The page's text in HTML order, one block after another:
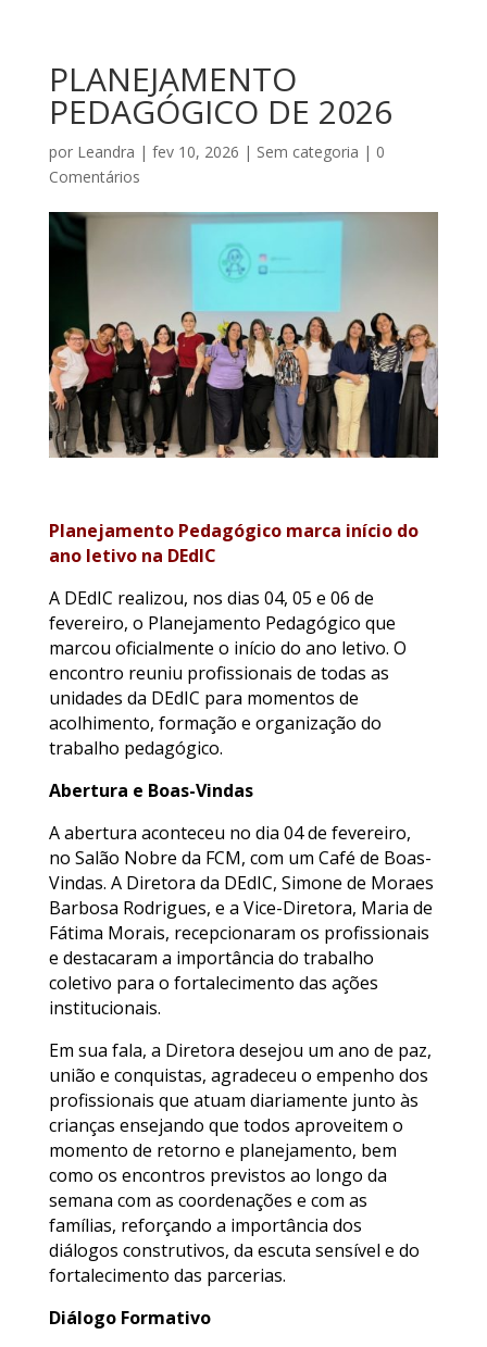
PLANEJAMENTO
PEDAGÓGICO DE 2026
por Leandra | fev 10, 2026 | Sem categoria | 0
Comentários
Planejamento Pedagógico marca início do
ano letivo na DEdIC
A DEdIC realizou, nos dias 04, 05 e 06 de
fevereiro, o Planejamento Pedagógico que
marcou oficialmente o início do ano letivo. O
encontro reuniu profissionais de todas as
unidades da DEdIC para momentos de
acolhimento, formação e organização do
trabalho pedagógico.
Abertura e Boas-Vindas
A abertura aconteceu no dia 04 de fevereiro,
no Salão Nobre da FCM, com um Café de Boas-
Vindas. A Diretora da DEdIC, Simone de Moraes
Barbosa Rodrigues, e a Vice-Diretora, Maria de
Fátima Morais, recepcionaram os profissionais
e destacaram a importância do trabalho
coletivo para o fortalecimento das ações
institucionais.
Em sua fala, a Diretora desejou um ano de paz,
união e conquistas, agradeceu o empenho dos
profissionais que atuam diariamente junto às
crianças ensejando que todos aproveitem o
momento de retorno e planejamento, bem
como os encontros previstos ao longo da
semana com as coordenações e com as
famílias, reforçando a importância dos
diálogos construtivos, da escuta sensível e do
fortalecimento das parcerias.
Diálogo Formativo